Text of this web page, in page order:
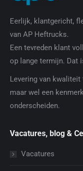
Eerlijk, klantgericht,
van AP Heftrucks.
Een tevreden klant
op lange termijn. Dat
Levering van
maar wel een
onderscheiden.
Vacatures, blog &
Vacatures